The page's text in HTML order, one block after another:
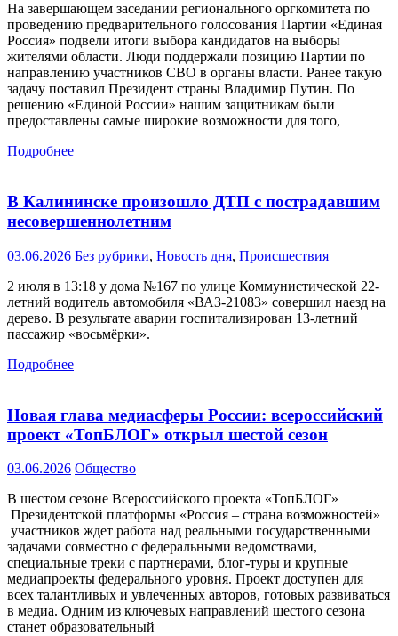
На завершающем заседании регионального оргкомитета по
проведению предварительного голосования Партии «Единая
Россия» подвели итоги выбора кандидатов на выборы
жителями области. Люди поддержали позицию Партии по
направлению участников СВО в органы власти. Ранее такую
задачу поставил Президент страны Владимир Путин. По
решению «Единой России» нашим защитникам были
предоставлены самые широкие возможности для того,
Подробнее
В Калининске произошло ДТП с пострадавшим
несовершеннолетним
03.06.2026 Без рубрики, Новость дня, Происшествия
2 июля в 13:18 у дома №167 по улице Коммунистической 22-
летний водитель автомобиля «ВАЗ-21083» совершил наезд на
дерево. В результате аварии госпитализирован 13-летний
пассажир «восьмёрки».
Подробнее
Новая глава медиасферы России: всероссийский
проект «ТопБЛОГ» открыл шестой сезон
03.06.2026 Общество
В шестом сезоне Всероссийского проекта «ТопБЛОГ»
Президентской платформы «Россия – страна возможностей»
участников ждет работа над реальными государственными
задачами совместно с федеральными ведомствами,
специальные треки с партнерами, блог-туры и крупные
медиапроекты федерального уровня. Проект доступен для
всех талантливых и увлеченных авторов, готовых развиваться
в медиа. Одним из ключевых направлений шестого сезона
станет образовательный